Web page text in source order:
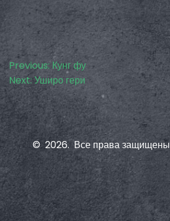
Навигация
по
записям
Previous: Кунг фу
Next:Уширо гери
©2026. Все права защищены